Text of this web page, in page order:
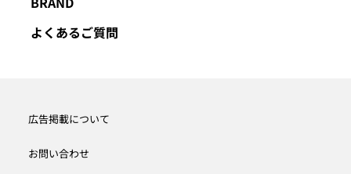
よくあるご質問
広告掲載について
お問い合わせ